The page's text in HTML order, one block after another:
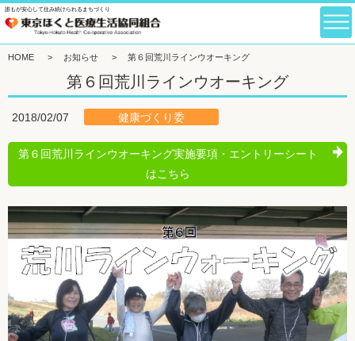
誰もが安心して住み続けられるまちづくり
HOME > お知らせ > 第６回荒川ラインウオーキング
第６回荒川ラインウオーキング
2018/02/07 健康づくり委
第６回荒川ラインウオーキング実施要項・エントリーシート
はこちら